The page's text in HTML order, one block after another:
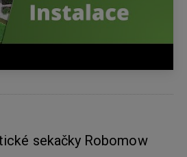
sekačky Robomow